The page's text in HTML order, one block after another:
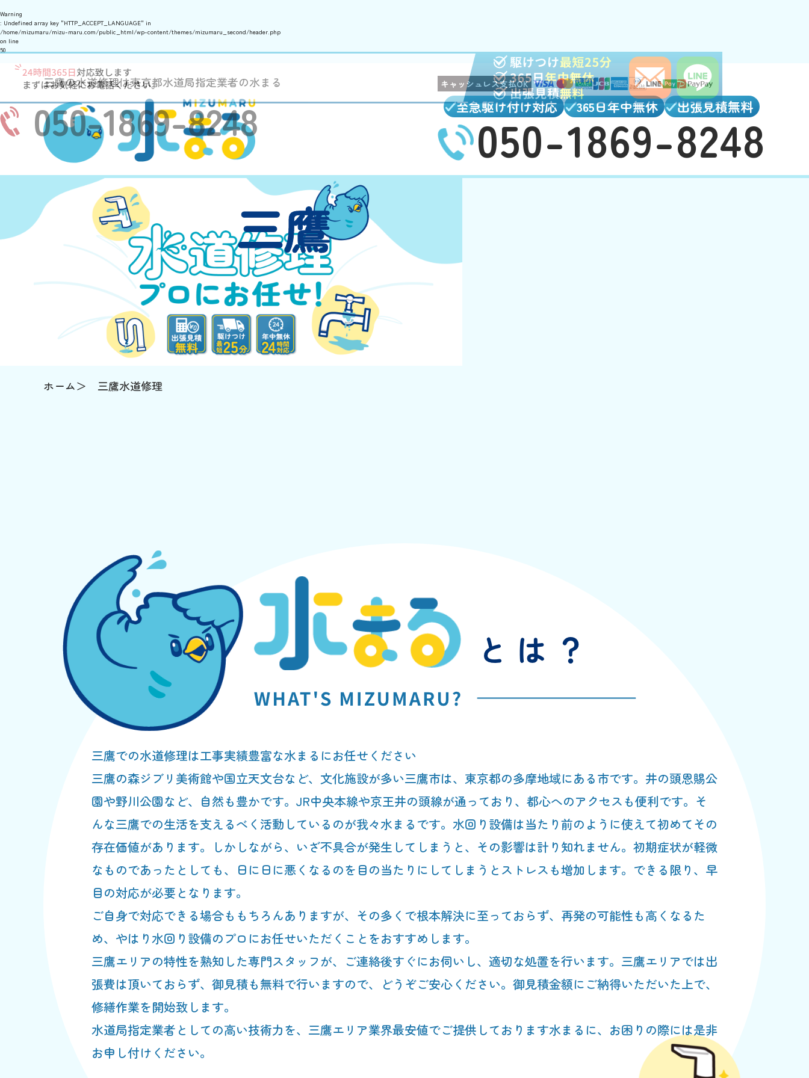
Warning
: Undefined array key "HTTP_ACCEPT_LANGUAGE" in
/home/mizumaru/mizu-maru.com/public_html/wp-content/themes/mizumaru_second/header.php
on line
50
三鷹の水道修理は東京都水道局指定業者の水まる キャッシュレス支払OK
至急駆け付け対応 365日年中無休 出張見積無料
050-1869-8248
三鷹
ホーム 三鷹水道修理
三鷹での水道修理は工事実績豊富な水まるにお任せください
三鷹の森ジブリ美術館や国立天文台など、文化施設が多い三鷹市は、東京都の多摩地域にある市です。井の頭恩賜公
園や野川公園など、自然も豊かです。JR中央本線や京王井の頭線が通っており、都心へのアクセスも便利です。そ
んな三鷹での生活を支えるべく活動しているのが我々水まるです。水回り設備は当たり前のように使えて初めてその
存在価値があります。しかしながら、いざ不具合が発生してしまうと、その影響は計り知れません。初期症状が軽微
なものであったとしても、日に日に悪くなるのを目の当たりにしてしまうとストレスも増加します。できる限り、早
目の対応が必要となります。
ご自身で対応できる場合ももちろんありますが、その多くで根本解決に至っておらず、再発の可能性も高くなるた
め、やはり水回り設備のプロにお任せいただくことをおすすめします。
三鷹エリアの特性を熟知した専門スタッフが、ご連絡後すぐにお伺いし、適切な処置を行います。三鷹エリアでは出
張費は頂いておらず、御見積も無料で行いますので、どうぞご安心ください。御見積金額にご納得いただいた上で、
修繕作業を開始致します。
水道局指定業者としての高い技術力を、三鷹エリア業界最安値でご提供しております水まるに、お困りの際には是非
お申し付けください。
050-1869-8248